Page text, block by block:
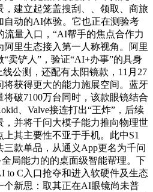
建立起笼盖搜刮、、领取、商旅
自动的AI体验。它也正在测验考
量入口，“AI帮手的焦点合作力
里生态接入第一人称视角。阿里
卖铲人”，验证“AI+办事”的具身
公测，还配有太阳镜款，11月27
将获得更大的能力施展空间。蓝牙
破7100万台同时，该款眼镜结合
、Valve接连打出“王炸”，后续
并将千问大模子能力推向物理世
其主要性不亚于手机。此中S1
款单品，从通义App更名为千问
局能力的的桌面级智能帮理。下
to C入口抢夺和进入软硬件及生态
个新思：取其正在AI眼镜尚未普